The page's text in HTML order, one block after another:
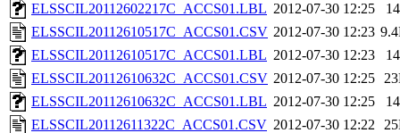
ELSSCIL20112602217C_ACCS01.LBL 2012-07-30 12:25
ELSSCIL20112610517C_ACCS01.CSV 2012-07-30 12:23
ELSSCIL20112610517C_ACCS01.LBL 2012-07-30 12:23
ELSSCIL20112610632C_ACCS01.CSV 2012-07-30 12:25
ELSSCIL20112610632C_ACCS01.LBL 2012-07-30 12:25
ELSSCIL20112611322C_ACCS01.CSV 2012-07-30 12:22